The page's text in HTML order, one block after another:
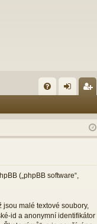
Q lá
sit
ist
ro
(„phpBB software“,
malé textové soubory,
id a anonymní identifikátor